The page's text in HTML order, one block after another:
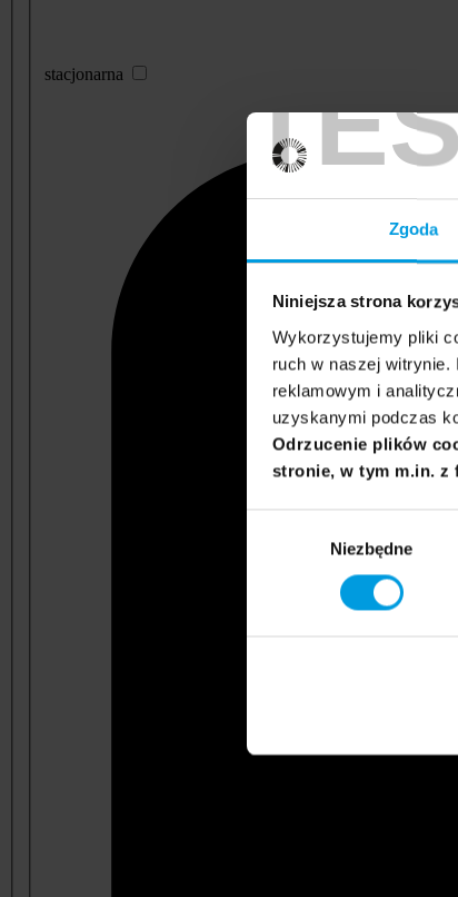
Zgoda
Niniejsza strona
Wykorzystujemy pliki
ruch w naszej witrynie.
reklamowym i
uzyskanymi podczas
Odrzucenie plików
stronie, w tym m.in. z
Niezbędne
stacjonarna